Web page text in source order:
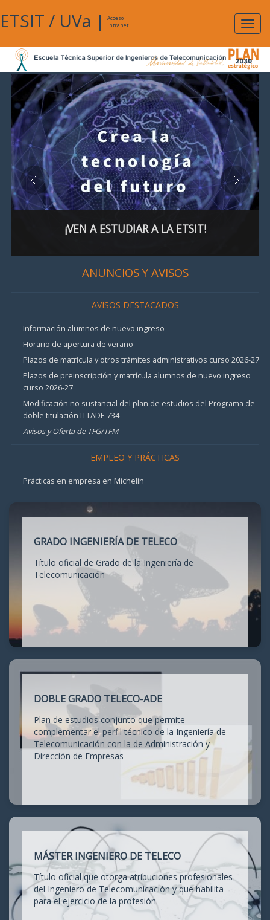
ETSIT / UVa |
Acceso
Intranet
¡VEN A ESTUDIAR A LA ETSIT!
ANUNCIOS Y AVISOS
AVISOS DESTACADOS
Información alumnos de nuevo ingreso
Horario de apertura de verano
Plazos de matrícula y otros trámites administrativos curso 2026-27
Plazos de preinscripción y matrícula alumnos de nuevo ingreso
curso 2026-27
Modificación no sustancial del plan de estudios del Programa de
doble titulación ITTADE 734
Avisos y Oferta de TFG/TFM
EMPLEO Y PRÁCTICAS
Prácticas en empresa en Michelin
GRADO INGENIERÍA DE TELECO
Título oficial de Grado de la Ingeniería de
Telecomunicación
DOBLE GRADO TELECO-ADE
Plan de estudios conjunto que permite
complementar el perfil técnico de la Ingeniería de
Telecomunicación con la de Administración y
Dirección de Empresas
MÁSTER INGENIERO DE TELECO
Título oficial que otorga atribuciones profesionales
del Ingeniero de Telecomunicación y que habilita
para el ejercicio de la profesión.